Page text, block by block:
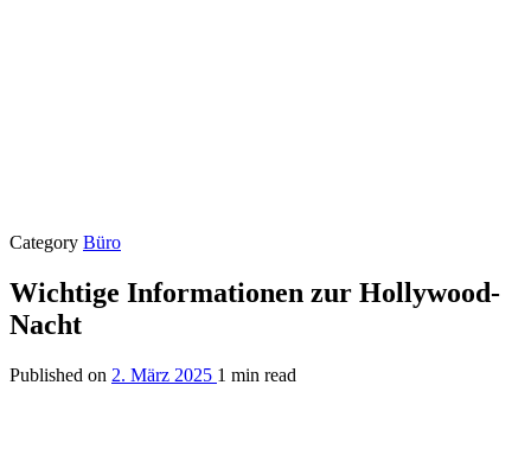
Category Büro
Wichtige Informationen zur Hollywood-
Nacht
Published on 2. März 2025 1 min read